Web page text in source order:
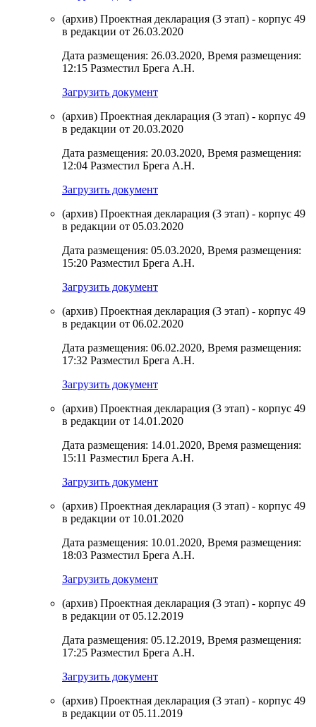
(архив) Проектная декларация (3 этап) - корпус 49
в редакции от 26.03.2020
Дата размещения: 26.03.2020, Время размещения:
12:15 Разместил Брега А.Н.
Загрузить документ
(архив) Проектная декларация (3 этап) - корпус 49
в редакции от 20.03.2020
Дата размещения: 20.03.2020, Время размещения:
12:04 Разместил Брега А.Н.
Загрузить документ
(архив) Проектная декларация (3 этап) - корпус 49
в редакции от 05.03.2020
Дата размещения: 05.03.2020, Время размещения:
15:20 Разместил Брега А.Н.
Загрузить документ
(архив) Проектная декларация (3 этап) - корпус 49
в редакции от 06.02.2020
Дата размещения: 06.02.2020, Время размещения:
17:32 Разместил Брега А.Н.
Загрузить документ
(архив) Проектная декларация (3 этап) - корпус 49
в редакции от 14.01.2020
Дата размещения: 14.01.2020, Время размещения:
15:11 Разместил Брега А.Н.
Загрузить документ
(архив) Проектная декларация (3 этап) - корпус 49
в редакции от 10.01.2020
Дата размещения: 10.01.2020, Время размещения:
18:03 Разместил Брега А.Н.
Загрузить документ
(архив) Проектная декларация (3 этап) - корпус 49
в редакции от 05.12.2019
Дата размещения: 05.12.2019, Время размещения:
17:25 Разместил Брега А.Н.
Загрузить документ
(архив) Проектная декларация (3 этап) - корпус 49
в редакции от 05.11.2019